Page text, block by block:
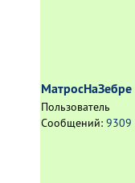
МатросНаЗебре
Пользователь
Сообщений: 9309